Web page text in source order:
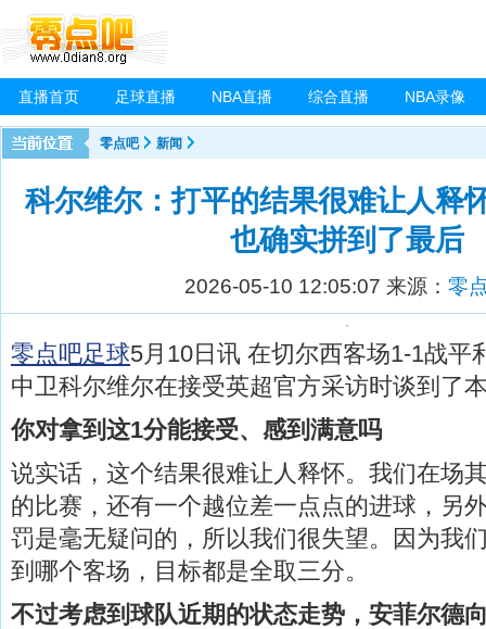
直播首页 足球直播 NBA直播 综合直播 NBA录像
零点吧 新闻
科尔维尔：打平的结果很难让人释
也确实拼到了最后
2026-05-10 12:05:07 来源： 零
零点吧足球5月10日讯 在切尔西客场1-1战平
中卫科尔维尔在接受英超官方采访时谈到了
你对拿到这1分能接受、感到满意吗
说实话，这个结果很难让人释怀。我们在场
的比赛，还有一个越位差一点点的进球，另
罚是毫无疑问的，所以我们很失望。因为我
到哪个客场，目标都是全取三分。
不过考虑到球队近期的状态走势，安菲尔德